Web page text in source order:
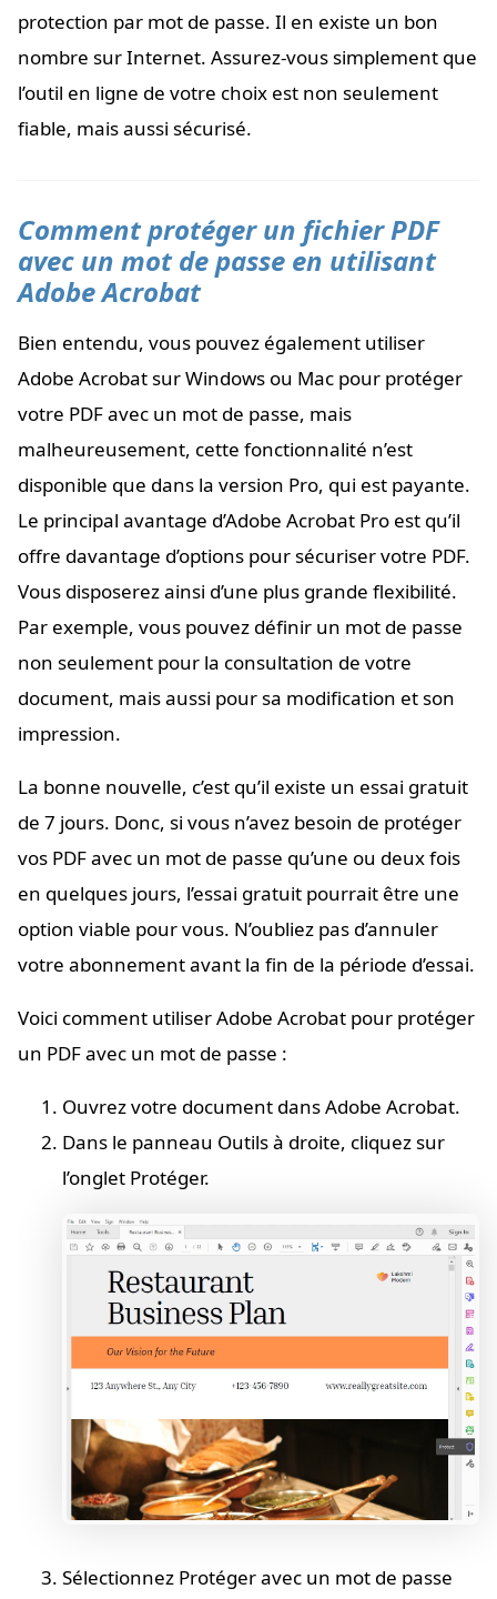
protection par mot de passe. Il en existe un bon
nombre sur Internet. Assurez-vous simplement que
l’outil en ligne de votre choix est non seulement
fiable, mais aussi sécurisé.
Comment protéger un fichier PDF
avec un mot de passe en utilisant
Adobe Acrobat
Bien entendu, vous pouvez également utiliser
Adobe Acrobat sur Windows ou Mac pour protéger
votre PDF avec un mot de passe, mais
malheureusement, cette fonctionnalité n’est
disponible que dans la version Pro, qui est payante.
Le principal avantage d’Adobe Acrobat Pro est qu’il
offre davantage d’options pour sécuriser votre PDF.
Vous disposerez ainsi d’une plus grande flexibilité.
Par exemple, vous pouvez définir un mot de passe
non seulement pour la consultation de votre
document, mais aussi pour sa modification et son
impression.
La bonne nouvelle, c’est qu’il existe un essai gratuit
de 7 jours. Donc, si vous n’avez besoin de protéger
vos PDF avec un mot de passe qu’une ou deux fois
en quelques jours, l’essai gratuit pourrait être une
option viable pour vous. N’oubliez pas d’annuler
votre abonnement avant la fin de la période d’essai.
Voici comment utiliser Adobe Acrobat pour protéger
un PDF avec un mot de passe :
Ouvrez votre document dans Adobe Acrobat.
Dans le panneau Outils à droite, cliquez sur
l’onglet Protéger.
Sélectionnez Protéger avec un mot de passe